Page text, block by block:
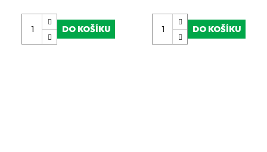
DO KOŠÍKU DO KOŠÍKU